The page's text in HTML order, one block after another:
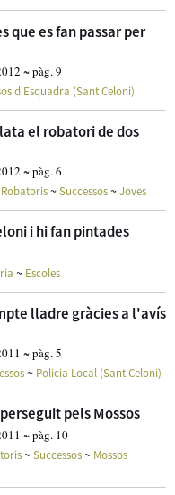
que es fan passar per
~ pàg. 9
d'Esquadra (Sant Celoni)
el robatori de dos
~ pàg. 6
Robatoris~Successos~Joves
i hi fan pintades
~ Escoles
lladre gràcies a l'avís
~ pàg. 5
~ Policia Local (Sant Celoni)
pels Mossos
~ pàg. 10
~Successos~ Mossos